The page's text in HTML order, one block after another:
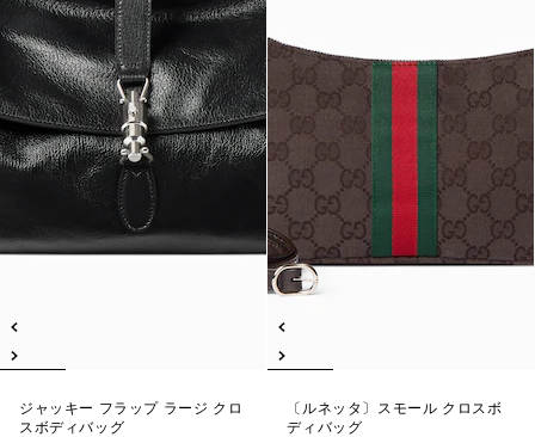
ジャッキー フラップ ラージ クロ
スボディバッグ
〔ルネッタ〕スモール クロスボ
ディバッグ